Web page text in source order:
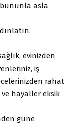
bununla asla
evinizden
iş
rahat
hayaller eksik
güne